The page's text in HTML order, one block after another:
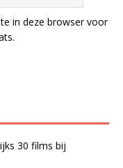
in deze browser voor
30 films bij